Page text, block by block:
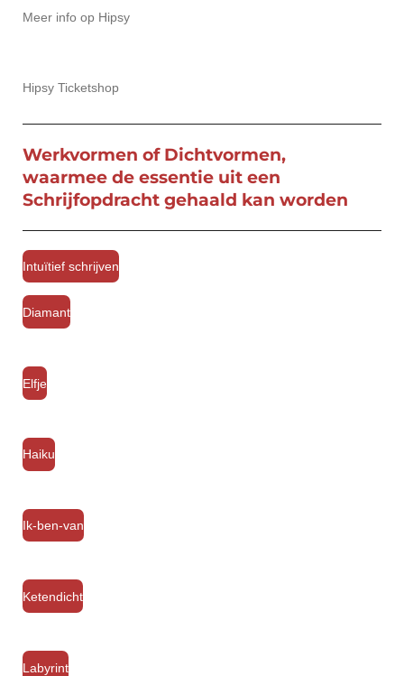
Meer info op Hipsy
Hipsy Ticketshop
Werkvormen of Dichtvormen,
waarmee de essentie uit een
Schrijfopdracht gehaald kan worden
Intuïtief schrijven
Diamant
Elfje
Haiku
Ik-ben-van
Ketendicht
Labyrint